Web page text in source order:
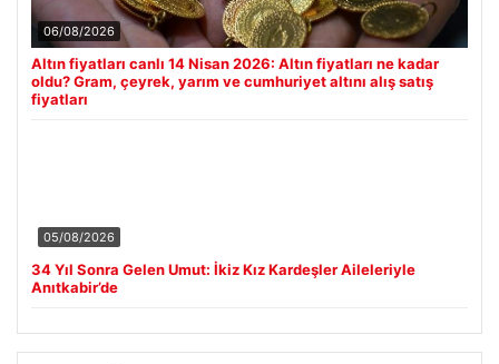
06/08/2026
Altın fiyatları canlı 14 Nisan 2026: Altın fiyatları ne kadar
oldu? Gram, çeyrek, yarım ve cumhuriyet altını alış satış
fiyatları
05/08/2026
34 Yıl Sonra Gelen Umut: İkiz Kız Kardeşler Aileleriyle
Anıtkabir’de